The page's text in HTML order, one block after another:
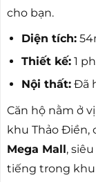
cho bạn.
Diện tích:
Thiết kế:1
Nội thất:Đã
Căn hộ nằm ở
khu Thảo Điền,
Mega Mall,
tiếng trong khu